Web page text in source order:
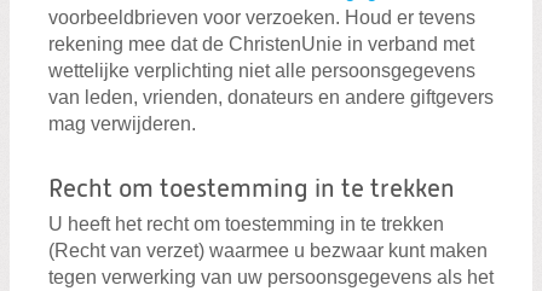
voorbeeldbrieven voor verzoeken. Houd er tevens
rekening mee dat de ChristenUnie in verband met
wettelijke verplichting niet alle persoonsgegevens
van leden, vrienden, donateurs en andere giftgevers
mag verwijderen.
Recht om toestemming in te trekken
U heeft het recht om toestemming in te trekken
(Recht van verzet) waarmee u bezwaar kunt maken
tegen verwerking van uw persoonsgegevens als het